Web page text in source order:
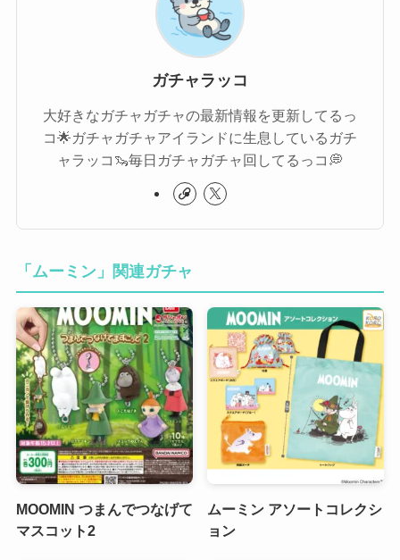
ガチャラッコ
大好きなガチャガチャの最新情報を更新してるっ
コ🌟ガチャガチャアイランドに生息しているガチ
ャラッコ🦦毎日ガチャガチャ回してるっコ💭
「ムーミン」関連ガチャ
MOOMIN つまんでつなげて
マスコット2
ムーミン アソートコレクシ
ョン